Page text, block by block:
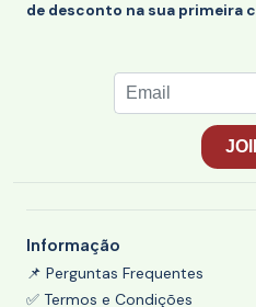
de desconto na sua primeira
Informação
📌 Perguntas Frequentes
✅ Termos e Condições